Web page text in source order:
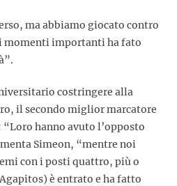
ma abbiamo giocato contro
momenti importanti ha fato
costringere alla
il secondo miglior marcatore
hanno avuto l’opposto
Simeon, “mentre noi
con i posti quattro, più o
è entrato e ha fatto